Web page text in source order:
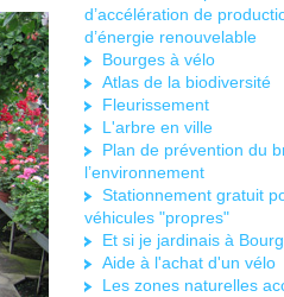
d’accélération de
d’énergie renouvelable
Bourges à vélo
Atlas de la biodiversité
Fleurissement
L'arbre en ville
Plan de prévention du
l’environnement
Stationnement gratuit
véhicules "propres"
Et si je jardinais à
Aide à l'achat d'un vélo
Les zones naturelles